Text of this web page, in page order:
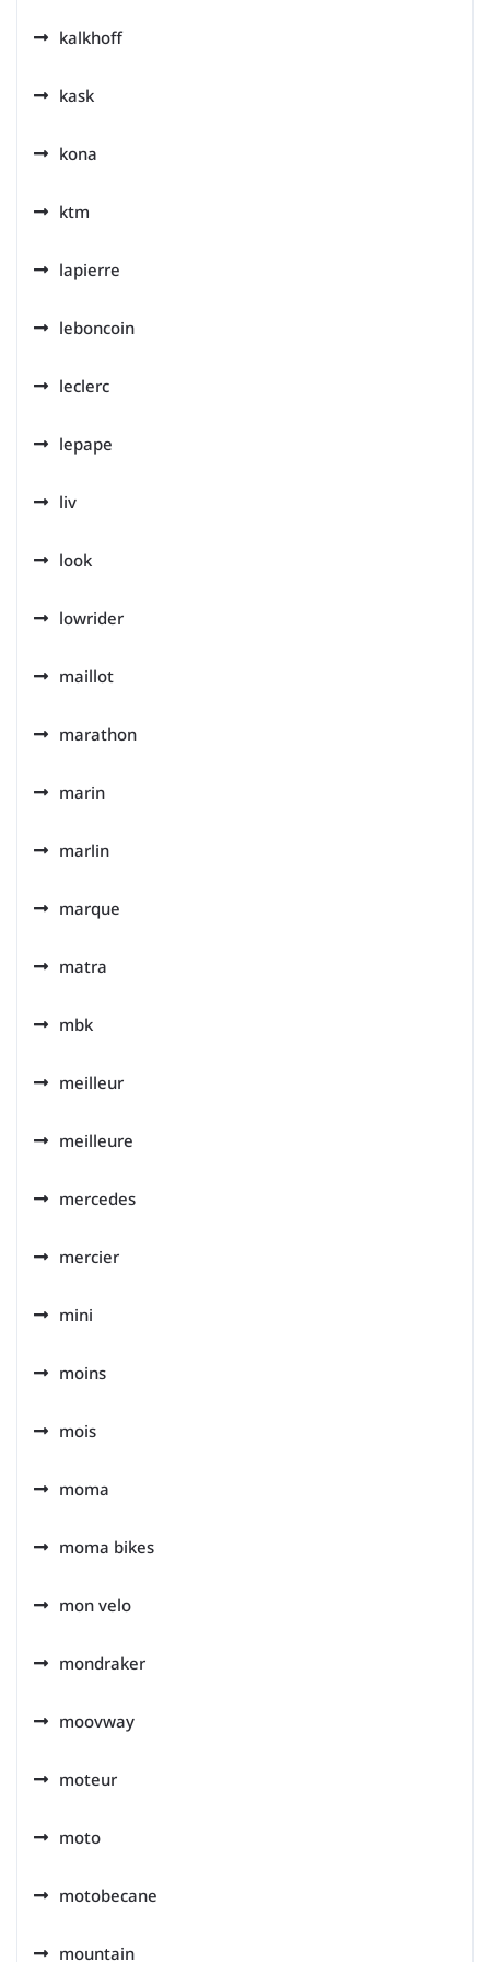
kalkhoff
kask
kona
ktm
lapierre
leboncoin
leclerc
lepape
liv
look
lowrider
maillot
marathon
marin
marlin
marque
matra
mbk
meilleur
meilleure
mercedes
mercier
mini
moins
mois
moma
moma bikes
mon velo
mondraker
moovway
moteur
moto
motobecane
mountain